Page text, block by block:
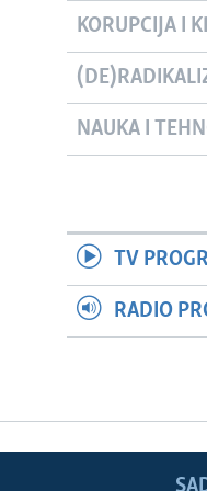
KORUPCIJA I
NAUKA I
TV
RADIO